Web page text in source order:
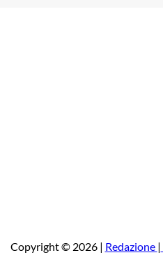
Copyright © 2026 | Redazione |